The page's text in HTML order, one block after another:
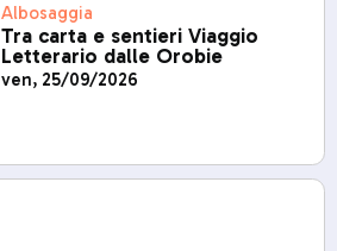
Albosaggia
Tra carta e sentieri Viaggio
Letterario dalle Orobie
ven, 25/09/2026